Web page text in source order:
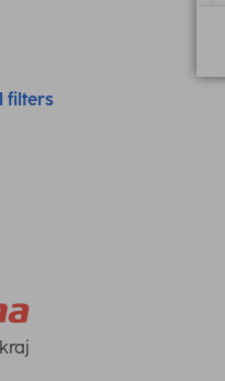
filters